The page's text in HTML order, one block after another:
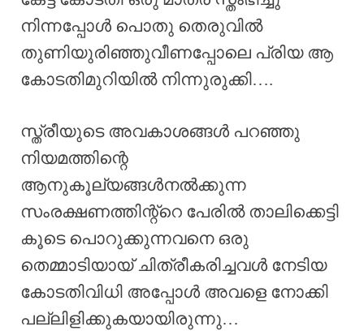
നിന്നപ്പോൾ പൊതു തെരുവിൽ
തുണിയുരിഞ്ഞുവീണപ്പോലെ പ്രിയ ആ
കോടതിമുറിയിൽ നിന്നുരുക്കി….
സ്ത്രീയുടെ അവകാശങ്ങൾ പറഞ്ഞു
നിയമത്തിന്റെ
ആനുകൂല്യങ്ങൾനൽക്കുന്ന
സംരക്ഷണത്തിന്റ്റെ പേരിൽ താലിക്കെട്ടി
കൂടെ പൊറുക്കുന്നവനെ ഒരു
തെമ്മാടിയായ് ചിത്രീകരിച്ചവൾ നേടിയ
കോടതിവിധി അപ്പോൾ അവളെ നോക്കി
പല്ലിളിക്കുകയായിരുന്നു…